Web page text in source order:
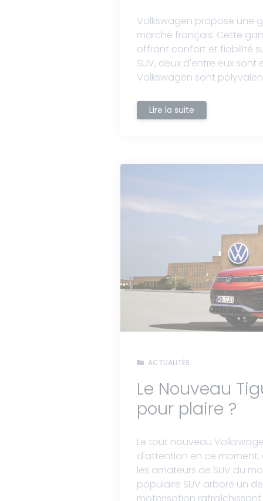
Volkswagen propose une
marché français. Cette
offrant confort et fiabilité
SUV, deux d'entre eux sont
Volkswagen sont
Lire la suite
ACTUALITÉS
Le Nouveau
pour plaire ?
Le tout nouveau
d'attention en ce moment,
les amateurs de SUV du
populaire SUV arbore un